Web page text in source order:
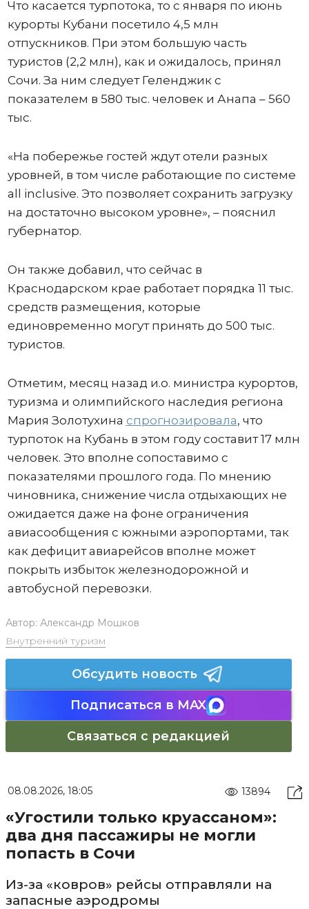
Что касается турпотока, то с января по июнь
курорты Кубани посетило 4,5 млн
отпускников. При этом большую часть
туристов (2,2 млн), как и ожидалось, принял
Сочи. За ним следует Геленджик с
показателем в 580 тыс. человек и Анапа – 560
тыс.
«На побережье гостей ждут отели разных
уровней, в том числе работающие по системе
all inclusive. Это позволяет сохранить загрузку
на достаточно высоком уровне», – пояснил
губернатор.
Он также добавил, что сейчас в
Краснодарском крае работает порядка 11 тыс.
средств размещения, которые
единовременно могут принять до 500 тыс.
туристов.
Отметим, месяц назад и.о. министра курортов,
туризма и олимпийского наследия региона
Мария Золотухина спрогнозировала, что
турпоток на Кубань в этом году составит 17 млн
человек. Это вполне сопоставимо с
показателями прошлого года. По мнению
чиновника, снижение числа отдыхающих не
ожидается даже на фоне ограничения
авиасообщения с южными аэропортами, так
как дефицит авиарейсов вполне может
покрыть избыток железнодорожной и
автобусной перевозки.
Автор: Александр Мошков
Внутренний туризм
Обсудить новость
Подписаться в MAX
Связаться с редакцией
08.08.2026, 18:05 13894
«Угостили только круассаном»:
два дня пассажиры не могли
попасть в Сочи
Из-за «ковров» рейсы отправляли на
запасные аэродромы